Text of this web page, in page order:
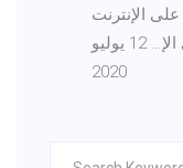
الإنترنت
، باختصار ، لا يمكنك تحميل مجلد على الإ… 12 يوليو
2020